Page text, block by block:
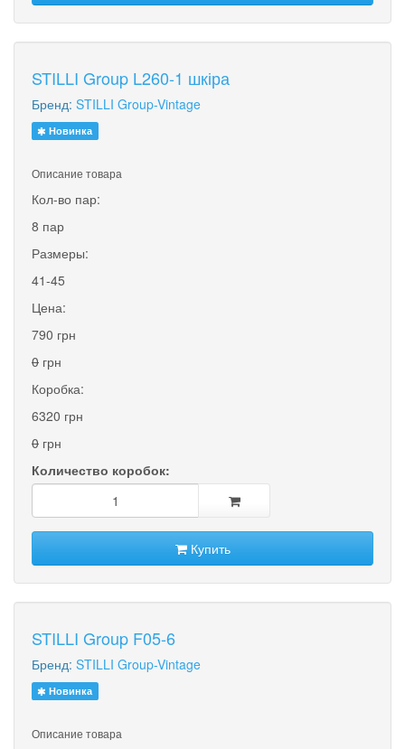
STILLI Group L260-1 шкіра
Бренд: STILLI Group-Vintage
Новинка
Описание товара
Кол-во пар:
8 пар
Размеры:
41-45
Цена:
790 грн
0 грн
Коробка:
6320 грн
0 грн
Количество коробок:
Купить
STILLI Group F05-6
Бренд: STILLI Group-Vintage
Новинка
Описание товара